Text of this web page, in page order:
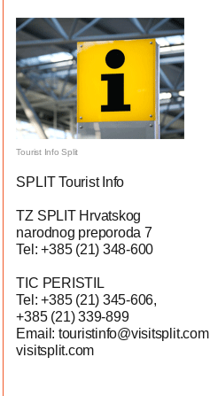
Tourist Info Split
SPLIT Tourist Info
TZ SPLIT Hrvatskog
narodnog preporoda 7
Tel: +385 (21) 348-600
TIC PERISTIL
Tel: +385 (21) 345-606,
+385 (21) 339-899
Email: touristinfo@visitsplit.com
visitsplit.com